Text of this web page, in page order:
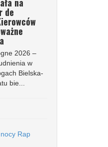
de
2026 –
w
Bielska-
bie...
Rap